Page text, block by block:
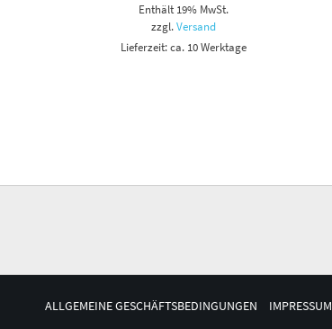
Enthält 19% MwSt.
zzgl.Versand
Lieferzeit: ca. 10 Werktage
ALLGEMEINE GESCHÄFTSBEDINGUNGEN IMPRESSUM